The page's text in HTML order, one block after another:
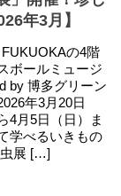
年3月】
の4階
ボールミュージ
by 博多グリーン
年3月20日
4月5日（日）ま
学べるいきもの
虫展 […]